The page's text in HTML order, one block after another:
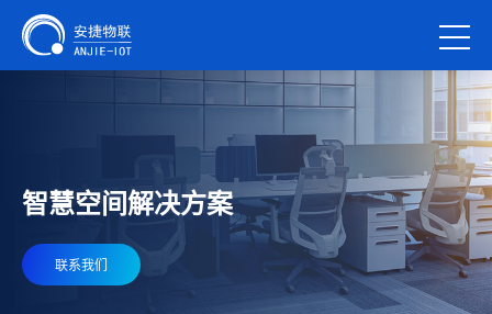
智慧空间解决方案
联系我们